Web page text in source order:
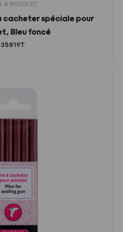
À PISTOLET
cacheter spéciale pour
Bleu foncé
35819T